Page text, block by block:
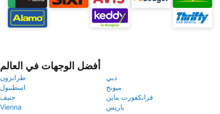
أفضل الوجهات في العالم
طرابزون
دبي
اسطنبول
ميونخ
جنيف
فرانكفورت ماين
Vienna
باريس